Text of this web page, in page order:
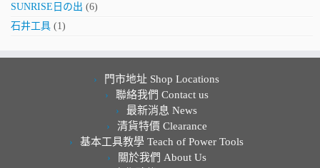
SUNRISE日の出 (6)
石井工具 (1)
門市地址 Shop Locations
聯絡我們 Contact us
最新消息 News
清貨特價 Clearance
基本工具教學 Teach of Power Tools
關於我們 About Us